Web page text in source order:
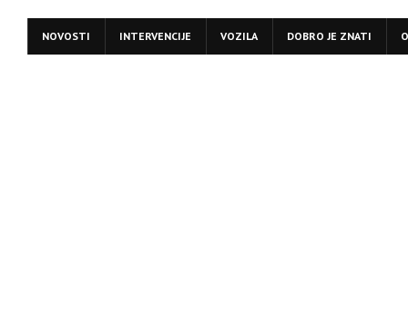
NOVOSTI INTERVENCIJE VOZILA DOBRO JE ZNATI